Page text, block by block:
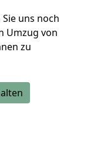
uns noch
Umzug von
zu